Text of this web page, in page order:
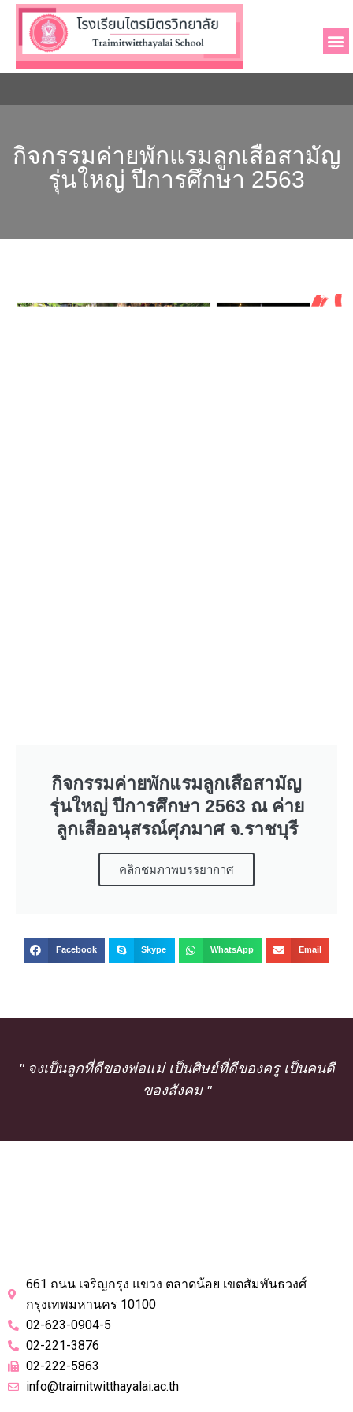
กิจกรรมค่ายพักแรมลูกเสือสามัญ
รุ่นใหญ่ ปีการศึกษา 2563
กิจกรรมค่ายพักแรมลูกเสือสามัญ
รุ่นใหญ่ ปีการศึกษา 2563 ณ ค่าย
ลูกเสืออนุสรณ์ศุภมาศ จ.ราชบุรี
คลิกชมภาพบรรยากาศ
Facebook Skype WhatsApp Email
" จงเป็นลูกที่ดีของพ่อแม่ เป็นศิษย์ที่ดีของครู เป็นคนดี
ของสังคม "
661 ถนน เจริญกรุง แขวง ตลาดน้อย เขตสัมพันธวงศ์
กรุงเทพมหานคร 10100
02-623-0904-5
02-221-3876
02-222-5863
info@traimitwitthayalai.ac.th